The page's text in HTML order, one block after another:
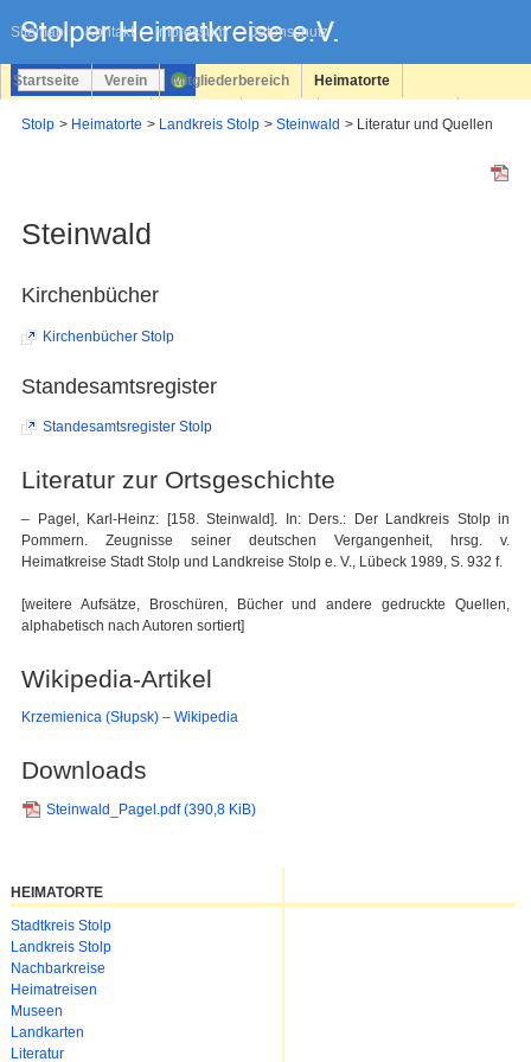
Sitemap Kontakt Impressum Datenschutz
überspringen
Startseite Verein Mitgliederbereich Heimatorte
Stolp Heimatorte Landkreis Stolp Steinwald Literatur und Quellen
Steinwald
Kirchenbücher
Kirchenbücher Stolp
Standesamtsregister
Standesamtsregister Stolp
Literatur zur Ortsgeschichte
– Pagel, Karl-Heinz: [158. Steinwald]. In: Ders.: Der Landkreis Stolp in
Pommern. Zeugnisse seiner deutschen Vergangenheit, hrsg. v.
Heimatkreise Stadt Stolp und Landkreise Stolp e. V., Lübeck 1989, S. 932 f.
[weitere Aufsätze, Broschüren, Bücher und andere gedruckte Quellen,
alphabetisch nach Autoren sortiert]
Wikipedia-Artikel
Krzemienica (Słupsk) – Wikipedia
Downloads
Steinwald_Pagel.pdf(390,8 KiB)
HEIMATORTE
Navigation
überspringen
Stadtkreis Stolp
Landkreis Stolp
Nachbarkreise
Heimatreisen
Museen
Landkarten
Literatur